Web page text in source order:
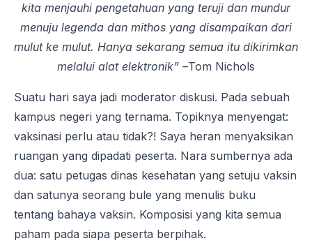
kita menjauhi pengetahuan yang teruji dan mundur
menuju legenda dan mithos yang disampaikan dari
mulut ke mulut. Hanya sekarang semua itu dikirimkan
melalui alat elektronik” –Tom Nichols
Suatu hari saya jadi moderator diskusi. Pada sebuah
kampus negeri yang ternama. Topiknya menyengat:
vaksinasi perlu atau tidak?! Saya heran menyaksikan
ruangan yang dipadati peserta. Nara sumbernya ada
dua: satu petugas dinas kesehatan yang setuju vaksin
dan satunya seorang bule yang menulis buku
tentang bahaya vaksin. Komposisi yang kita semua
paham pada siapa peserta berpihak.